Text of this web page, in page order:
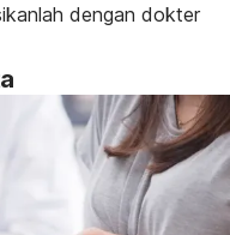
dengan dokter